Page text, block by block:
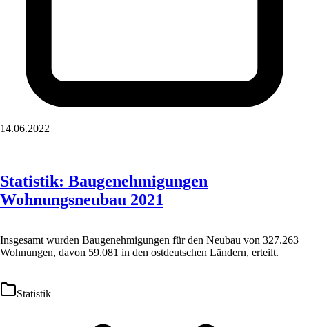
14.06.2022
Statistik: Baugenehmigungen
Wohnungsneubau 2021
Insgesamt wurden Baugenehmigungen für den Neubau von 327.263
Wohnungen, davon 59.081 in den ostdeutschen Ländern, erteilt.
Statistik